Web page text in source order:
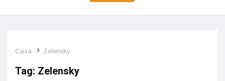
Casa Zelensky
Tag: Zelensky